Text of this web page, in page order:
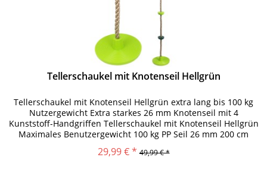
Tellerschaukel mit Knotenseil Hellgrün
Tellerschaukel mit Knotenseil Hellgrün extra lang bis 100 kg
Nutzergewicht Extra starkes 26 mm Knotenseil mit 4
Kunststoff-Handgriffen Tellerschaukel mit Knotenseil Hellgrün
Maximales Benutzergewicht 100 kg PP Seil 26 mm 200 cm
Abmessung...
29,99 € * 49,99 € *